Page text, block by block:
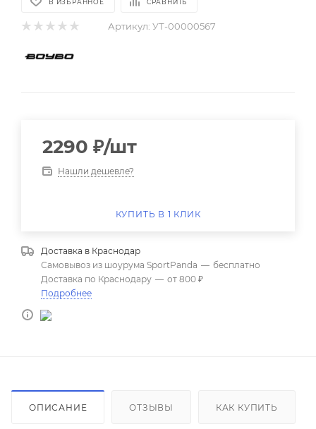
В ИЗБРАННОЕ СРАВНИТЬ
Артикул: УТ-00000567
2290 ₽/шт
Нашли дешевле?
КУПИТЬ В 1 КЛИК
Доставка в Краснодар
Самовывоз из шоурума SportPanda — бесплатно
Доставка по Краснодару — от 800 ₽
Подробнее
ОПИСАНИЕ ОТЗЫВЫ КАК КУПИТЬ